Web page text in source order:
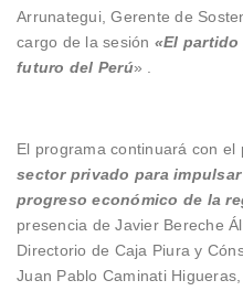
Arrunategui, Gerente de
cargo de la sesión «El
futuro del Perú» .
El programa continuará con el
sector privado para
progreso económico de la
presencia de Javier Bereche
Directorio de Caja Piura y
Juan Pablo Caminati